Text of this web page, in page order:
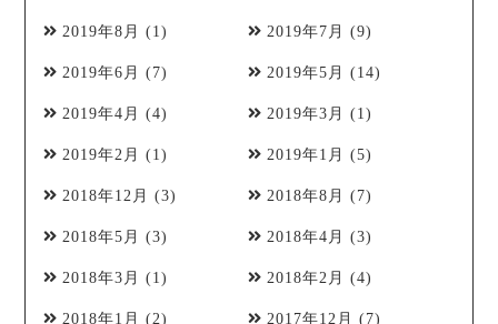
2019年8月 (1) 2019年7月 (9)
2019年6月 (7) 2019年5月 (14)
2019年4月 (4) 2019年3月 (1)
2019年2月 (1) 2019年1月 (5)
2018年12月 (3) 2018年8月 (7)
2018年5月 (3) 2018年4月 (3)
2018年3月 (1) 2018年2月 (4)
2018年1月 (2) 2017年12月 (7)